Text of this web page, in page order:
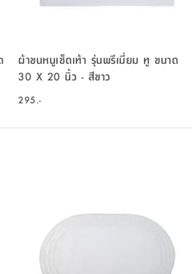
ผ้าขนหนูเช็ดเท้า รุ่นพรีเมี่ยม ทู ขนาด
30 X 20 นิ้ว - สีขาว
295.-